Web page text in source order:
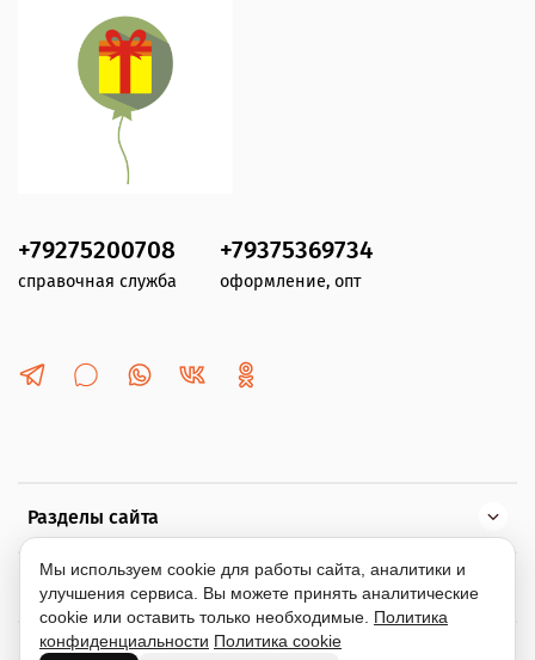
Разделы сайта
Помощь
+79275200708
справочная служба
+79375369734
оформление, опт
Мы используем cookie для работы сайта, аналитики и
улучшения сервиса. Вы можете принять аналитические
cookie или оставить только необходимые. Политика
конфиденциальности Политика cookie